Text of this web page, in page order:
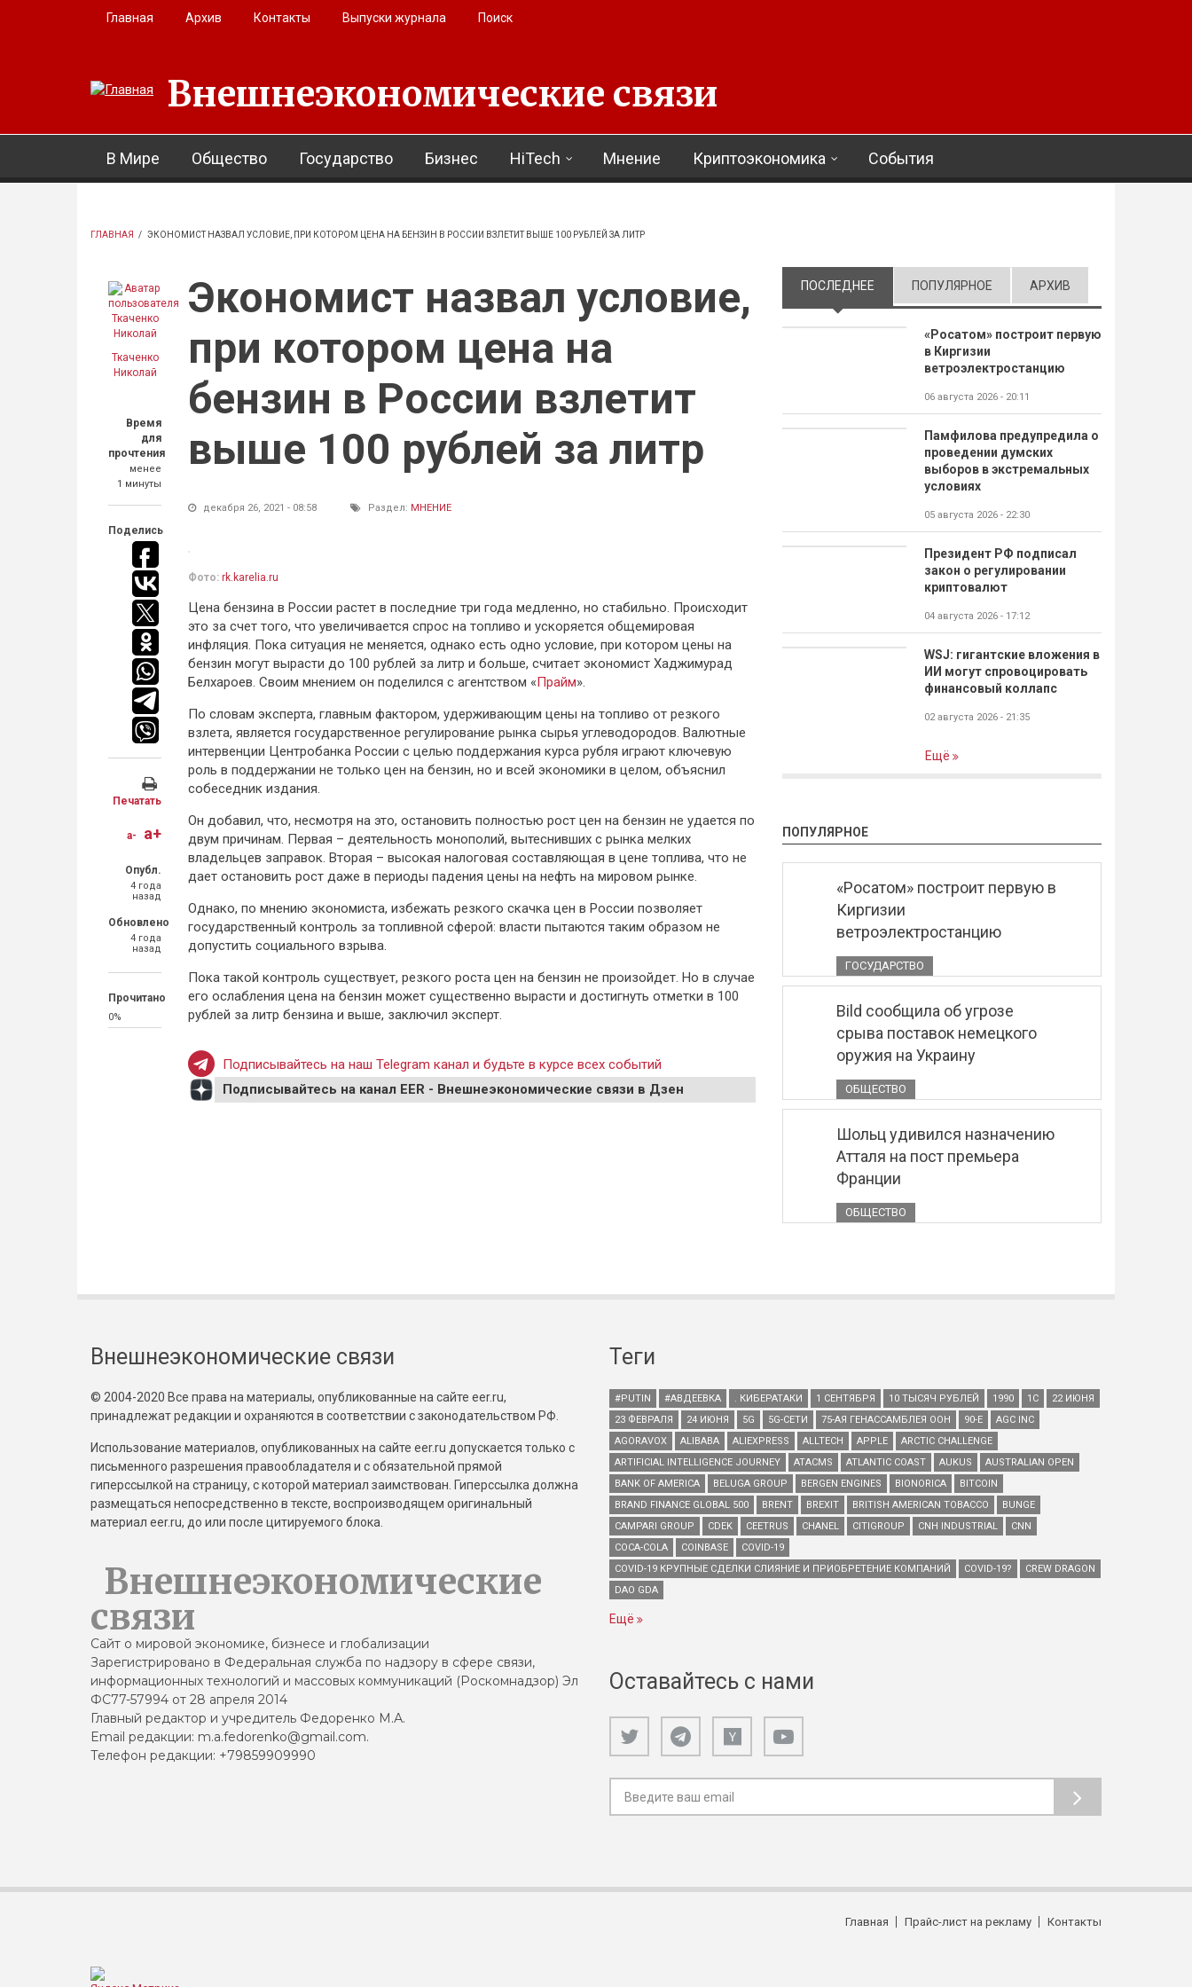
Перейти к основному содержанию
Главная Архив Контакты Выпуски журнала Поиск
Внешнеэкономические связи
В Мире Общество Государство Бизнес HiTech Мнение Криптоэкономика События
ГЛАВНАЯ / ЭКОНОМИСТ НАЗВАЛ УСЛОВИЕ, ПРИ КОТОРОМ ЦЕНА НА БЕНЗИН В РОССИИ ВЗЛЕТИТ ВЫШЕ 100 РУБЛЕЙ ЗА ЛИТР
Ткаченко
Николай
Время
для
прочтения
менее
1 минуты
Поделись
Печатать
a- a+
Опубл.
4 года
назад
Обновлено
4 года
назад
Прочитано
0%
Экономист назвал условие,
при котором цена на
бензин в России взлетит
выше 100 рублей за литр
декабря 26, 2021 - 08:58 Раздел: МНЕНИЕ
Фото: rk.karelia.ru
Цена бензина в России растет в последние три года медленно, но стабильно. Происходит
это за счет того, что увеличивается спрос на топливо и ускоряется общемировая
инфляция. Пока ситуация не меняется, однако есть одно условие, при котором цены на
бензин могут вырасти до 100 рублей за литр и больше, считает экономист Хаджимурад
Белхароев. Своим мнением он поделился с агентством «Прайм».
По словам эксперта, главным фактором, удерживающим цены на топливо от резкого
взлета, является государственное регулирование рынка сырья углеводородов. Валютные
интервенции Центробанка России с целью поддержания курса рубля играют ключевую
роль в поддержании не только цен на бензин, но и всей экономики в целом, объяснил
собеседник издания.
Он добавил, что, несмотря на это, остановить полностью рост цен на бензин не удается по
двум причинам. Первая – деятельность монополий, вытеснивших с рынка мелких
владельцев заправок. Вторая – высокая налоговая составляющая в цене топлива, что не
дает остановить рост даже в периоды падения цены на нефть на мировом рынке.
Однако, по мнению экономиста, избежать резкого скачка цен в России позволяет
государственный контроль за топливной сферой: власти пытаются таким образом не
допустить социального взрыва.
Пока такой контроль существует, резкого роста цен на бензин не произойдет. Но в случае
его ослабления цена на бензин может существенно вырасти и достигнуть отметки в 100
рублей за литр бензина и выше, заключил эксперт.
Подписывайтесь на наш Telegram канал и будьте в курсе всех событий
Подписывайтесь на канал EER - Внешнеэкономические связи в Дзен
ПОСЛЕДНЕЕ (АКТИВНАЯ ВКЛАДКА)
ПОПУЛЯРНОЕ АРХИВ
«Росатом» построит первую
в Киргизии
ветроэлектростанцию
06 августа 2026 - 20:11
Памфилова предупредила о
проведении думских
выборов в экстремальных
условиях
05 августа 2026 - 22:30
Президент РФ подписал
закон о регулировании
криптовалют
04 августа 2026 - 17:12
WSJ: гигантские вложения в
ИИ могут спровоцировать
финансовый коллапс
02 августа 2026 - 21:35
Ещё
ПОПУЛЯРНОЕ
«Росатом» построит первую в
Киргизии
ветроэлектростанцию
ГОСУДАРСТВО
Bild сообщила об угрозе
срыва поставок немецкого
оружия на Украину
ОБЩЕСТВО
Шольц удивился назначению
Атталя на пост премьера
Франции
ОБЩЕСТВО
Внешнеэкономические связи
© 2004-2020 Все права на материалы, опубликованные на сайте eer.ru,
принадлежат редакции и охраняются в соответствии с законодательством РФ.
Использование материалов, опубликованных на сайте eer.ru допускается только с
письменного разрешения правообладателя и с обязательной прямой
гиперссылкой на страницу, с которой материал заимствован. Гиперссылка должна
размещаться непосредственно в тексте, воспроизводящем оригинальный
материал eer.ru, до или после цитируемого блока.
Внешнеэкономические
связи
Сайт о мировой экономике, бизнесе и глобализации
Зарегистрировано в Федеральная служба по надзору в сфере связи,
информационных технологий и массовых коммуникаций (Роскомнадзор) Эл
ФС77-57994 от 28 апреля 2014
Главный редактор и учредитель Федоренко М.А.
Email редакции: m.a.fedorenko@gmail.com.
Телефон редакции: +79859909990
Теги
#PUTIN #АВДЕЕВКА . КИБЕРАТАКИ 1 СЕНТЯБРЯ 10 ТЫСЯЧ РУБЛЕЙ 1990 1С
22 ИЮНЯ
23 ФЕВРАЛЯ
24 ИЮНЯ 5G 5G-СЕТИ 75-АЯ ГЕНАССАМБЛЕЯ ООН 90-Е
AGC INC
AGORAVOX
ALIBABA ALIEXPRESS ALLTECH APPLE
ARCTIC CHALLENGE
ARTIFICIAL INTELLIGENCE JOURNEY
ATACMS ATLANTIC COAST AUKUS
AUSTRALIAN OPEN
BANK OF AMERICA
BELUGA GROUP BERGEN ENGINES BIONORICA
BITCOIN
BRAND FINANCE GLOBAL 500
BRENT BREXIT BRITISH AMERICAN TOBACCO
BUNGE
CAMPARI GROUP
CDEK CEETRUS CHANEL CITIGROUP CNH INDUSTRIAL
CNN
COCA-COLA
COINBASE
COVID-19
COVID-19 КРУПНЫЕ СДЕЛКИ СЛИЯНИЕ И ПРИОБРЕТЕНИЕ КОМПАНИЙ
COVID-19?
CREW DRAGON
DAO GDA
Ещё
Оставайтесь с нами
Главная Прайс-лист на рекламу Контакты